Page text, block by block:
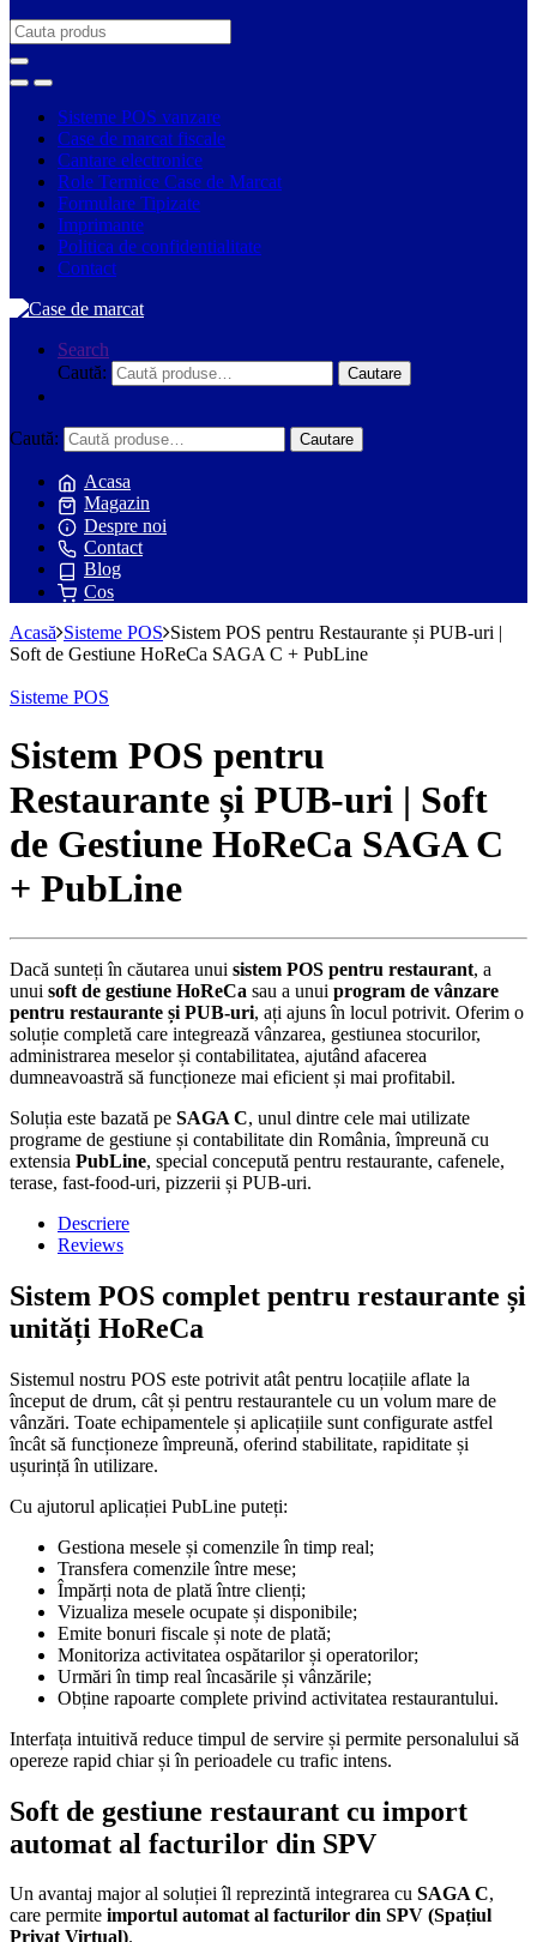
Search
for:
Sisteme POS vanzare
Case de marcat fiscale
Cantare electronice
Role Termice Case de Marcat
Formulare Tipizate
Imprimante
Politica de confidentialitate
Contact
Search
Caută:
Cautare
Caută: Cautare
Acasa
Magazin
Despre noi
Contact
Blog
Cos
Acasă Sisteme POS Sistem POS pentru Restaurante și PUB-uri |
Soft de Gestiune HoReCa SAGA C + PubLine
Sisteme POS
Sistem POS pentru
Restaurante și PUB-uri | Soft
de Gestiune HoReCa SAGA C
+ PubLine
Dacă sunteți în căutarea unui sistem POS pentru restaurant, a
unui soft de gestiune HoReCa sau a unui program de vânzare
pentru restaurante și PUB-uri, ați ajuns în locul potrivit. Oferim o
soluție completă care integrează vânzarea, gestiunea stocurilor,
administrarea meselor și contabilitatea, ajutând afacerea
dumneavoastră să funcționeze mai eficient și mai profitabil.
Soluția este bazată pe SAGA C, unul dintre cele mai utilizate
programe de gestiune și contabilitate din România, împreună cu
extensia PubLine, special concepută pentru restaurante, cafenele,
terase, fast-food-uri, pizzerii și PUB-uri.
Descriere
Reviews
Sistem POS complet pentru restaurante și
unități HoReCa
Sistemul nostru POS este potrivit atât pentru locațiile aflate la
început de drum, cât și pentru restaurantele cu un volum mare de
vânzări. Toate echipamentele și aplicațiile sunt configurate astfel
încât să funcționeze împreună, oferind stabilitate, rapiditate și
ușurință în utilizare.
Cu ajutorul aplicației PubLine puteți:
Gestiona mesele și comenzile în timp real;
Transfera comenzile între mese;
Împărți nota de plată între clienți;
Vizualiza mesele ocupate și disponibile;
Emite bonuri fiscale și note de plată;
Monitoriza activitatea ospătarilor și operatorilor;
Urmări în timp real încasările și vânzările;
Obține rapoarte complete privind activitatea restaurantului.
Interfața intuitivă reduce timpul de servire și permite personalului să
opereze rapid chiar și în perioadele cu trafic intens.
Soft de gestiune restaurant cu import
automat al facturilor din SPV
Un avantaj major al soluției îl reprezintă integrarea cu SAGA C,
care permite importul automat al facturilor din SPV (Spațiul
Privat Virtual).